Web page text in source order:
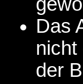
Das
nicht
der